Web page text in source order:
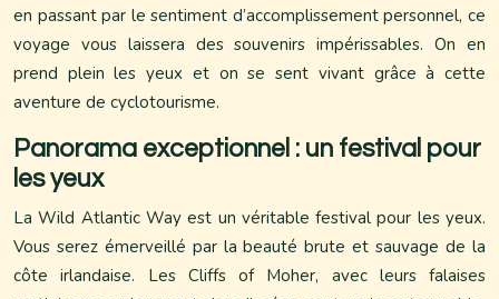
en passant par le sentiment d’accomplissement personnel, ce
voyage vous laissera des souvenirs impérissables. On en
prend plein les yeux et on se sent vivant grâce à cette
aventure de cyclotourisme.
Panorama exceptionnel : un festival pour
les yeux
La Wild Atlantic Way est un véritable festival pour les yeux.
Vous serez émerveillé par la beauté brute et sauvage de la
côte irlandaise. Les Cliffs of Moher, avec leurs falaises